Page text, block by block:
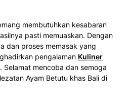
membutuhkan kesabaran
pasti memuaskan. Dengan
dan proses memasak yang
pengalaman Kuliner
mencoba dan semoga
Ayam Betutu khas Bali di